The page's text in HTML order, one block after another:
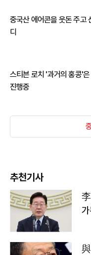
중국산 에어콘을 웃돈 주고
디
스티븐 로치 '과거의 홍콩'
진행중
추천기사